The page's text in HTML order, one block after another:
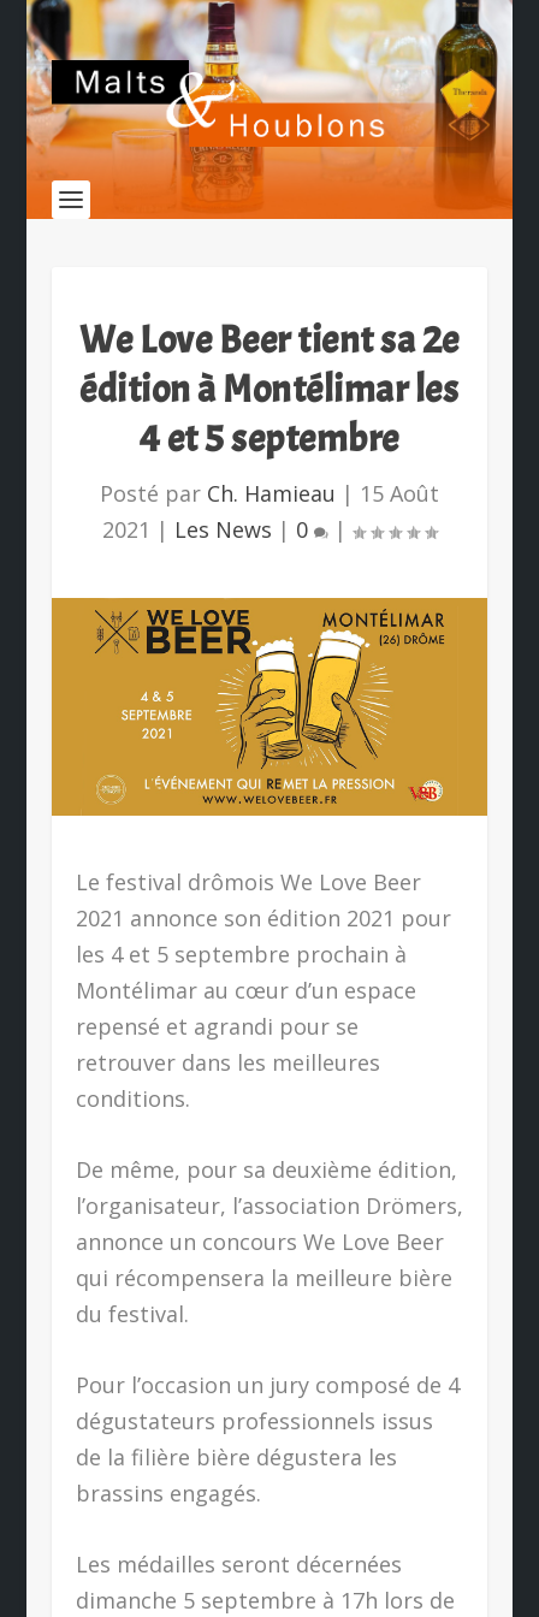
We Love Beer tient sa 2e
édition à Montélimar les
4 et 5 septembre
Posté par Ch. Hamieau | 15 Août
2021 | Les News | 0 |
Le festival drômois We Love Beer
2021 annonce son édition 2021 pour
les 4 et 5 septembre prochain à
Montélimar au cœur d’un espace
repensé et agrandi pour se
retrouver dans les meilleures
conditions.
De même, pour sa deuxième édition,
l’organisateur, l’association Drömers,
annonce un concours We Love Beer
qui récompensera la meilleure bière
du festival.
Pour l’occasion un jury composé de 4
dégustateurs professionnels issus
de la filière bière dégustera les
brassins engagés.
Les médailles seront décernées
dimanche 5 septembre à 17h lors de